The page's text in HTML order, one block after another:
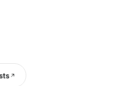
que
les guste y puedan
y por supuesto
y comentarios del